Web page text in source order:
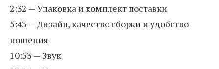
2:32 — Упаковка и комплект поставки
5:43 — Дизайн, качество сборки и удобство
ношения
10:53 — Звук